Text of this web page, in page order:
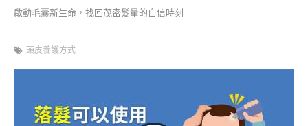
啟動毛囊新生命，找回茂密髮量的自信時刻
頭皮養護方式